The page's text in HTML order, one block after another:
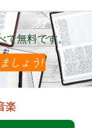
て無料です。
て無料です。
しょう!
楽